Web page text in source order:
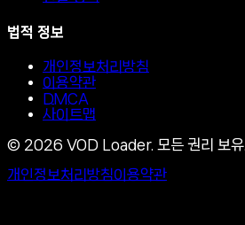
법적 정보
개인정보처리방침
이용약관
DMCA
사이트맵
© 2026 VOD Loader. 모든 권리 보유.
개인정보처리방침이용약관